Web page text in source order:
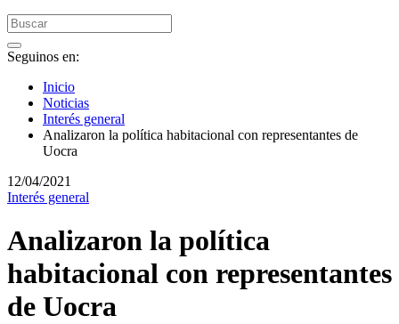
Seguinos en:
Inicio
Noticias
Interés general
Analizaron la política habitacional con representantes de
Uocra
12/04/2021
Interés general
Analizaron la política
habitacional con representantes
de Uocra